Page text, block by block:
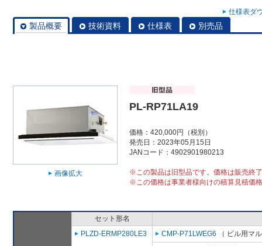
仕様表ダ
製品概要 技術資料 仕様表 別売品
画像拡大
PL-RP71LA19
価格：420,000円（税別）
発売日：2023年05月15日
JANコード：4902901980213
※この製品は旧型品です。価格は販売終
※この価格は事業者様向けの積算見積価
セット形名
PLZD-ERMP280LE3
CMP-P71LWEG6 （ ビル用マ